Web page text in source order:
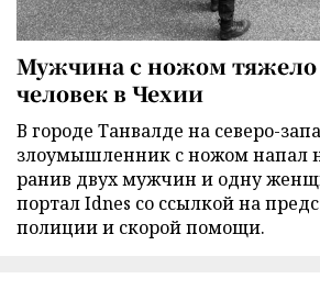
Мужчина с ножом тяжело
человек в Чехии
В городе Танвалде на северо-
злоумышленник с ножом напал
ранив двух мужчин и одну
портал Idnes со ссылкой на
полиции и скорой помощи.